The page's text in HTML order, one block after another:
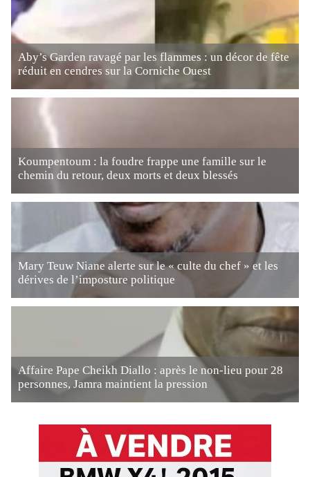
Aby’s Garden ravagé par les flammes : un décor de fête
réduit en cendres sur la Corniche Ouest
Koumpentoum : la foudre frappe une famille sur le
chemin du retour, deux morts et deux blessés
Mary Teuw Niane alerte sur le « culte du chef » et les
dérives de l’imposture politique
Affaire Pape Cheikh Diallo : après le non-lieu pour 28
personnes, Jamra maintient la pression